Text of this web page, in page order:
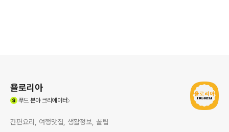
욜로리아
푸드분야 크리에이터
간편요리, 여행맛집, 생활정보, 꿀팁